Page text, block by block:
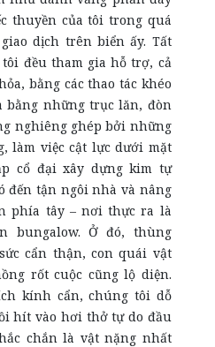
thuyền của tôi trong quá
dịch trên biển ấy. Tất
đều tham gia hỗ trợ, cả
bằng các thao tác khéo
bằng những trục lăn, đòn
nghiêng ghép bởi những
làm việc cật lực dưới mặt
cổ đại xây dựng kim tự
đến tận ngôi nhà và nâng
phía tây – nơi thực ra là
bungalow. Ở đó, thùng
cẩn thận, con quái vật
rốt cuộc cũng lộ diện.
kính cẩn, chúng tôi dỗ
hít vào hơi thở tự do đầu
chắn là vật nặng nhất